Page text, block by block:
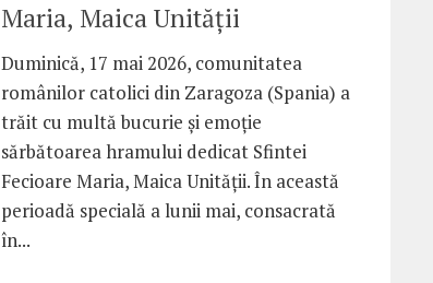
Maria, Maica Unității
Duminică, 17 mai 2026, comunitatea
românilor catolici din Zaragoza (Spania) a
trăit cu multă bucurie și emoție
sărbătoarea hramului dedicat Sfintei
Fecioare Maria, Maica Unității. În această
perioadă specială a lunii mai, consacrată
în...